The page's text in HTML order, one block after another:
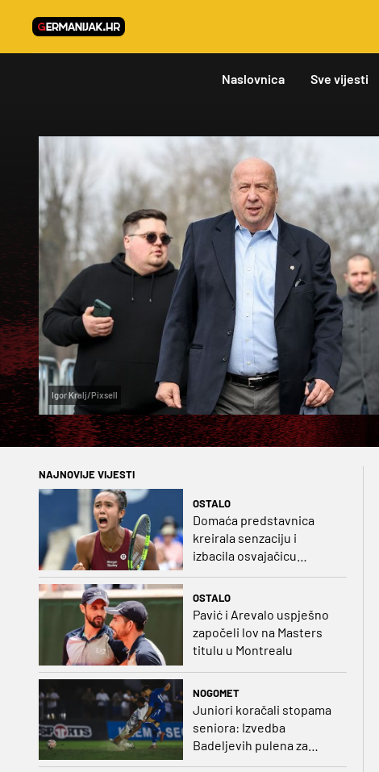
Naslovnica Sve vijesti
Igor Kralj/Pixsell
NAJNOVIJE VIJESTI
OSTALO
Domaća predstavnica
kreirala senzaciju i
izbacila osvajačicu
OSTALO
Pavić i Arevalo uspješno
započeli lov na Masters
titulu u Montrealu
NOGOMET
Juniori koračali stopama
seniora: Izvedba
Badeljevih pulena za
čistu peticu protiv